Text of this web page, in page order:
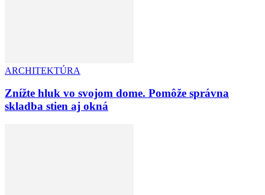
ARCHITEKTÚRA
Znížte hluk vo svojom dome. Pomôže správna
skladba stien aj okná